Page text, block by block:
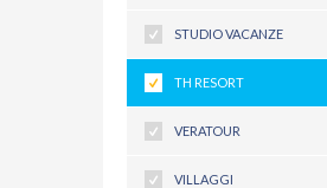
STUDIO VACANZE
TH RESORT
VERATOUR
VILLAGGI